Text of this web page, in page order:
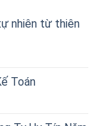
nhiên từ thiên
Toán